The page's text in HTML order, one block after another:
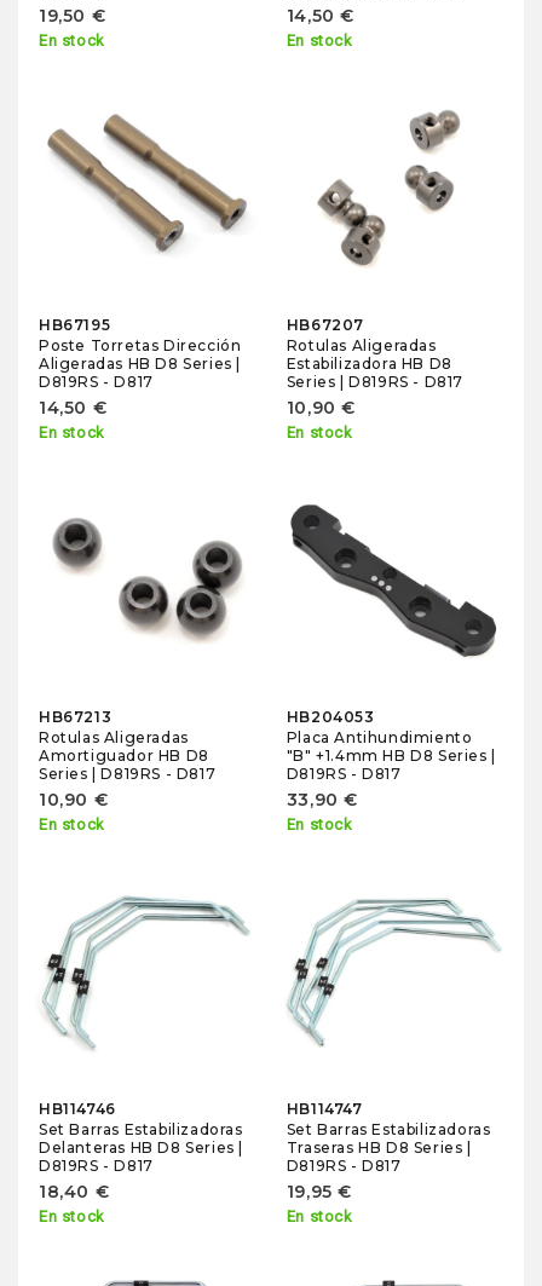
19,50 €
En stock
14,50 €
En stock
HB67195
Poste Torretas Dirección
Aligeradas HB D8 Series |
D819RS - D817
14,50 €
En stock
HB67207
Rotulas Aligeradas
Estabilizadora HB D8
Series | D819RS - D817
10,90 €
En stock
HB67213
Rotulas Aligeradas
Amortiguador HB D8
Series | D819RS - D817
10,90 €
En stock
HB204053
Placa Antihundimiento
"B" +1.4mm HB D8 Series |
D819RS - D817
33,90 €
En stock
HB114746
Set Barras Estabilizadoras
Delanteras HB D8 Series |
D819RS - D817
18,40 €
En stock
HB114747
Set Barras Estabilizadoras
Traseras HB D8 Series |
D819RS - D817
19,95 €
En stock